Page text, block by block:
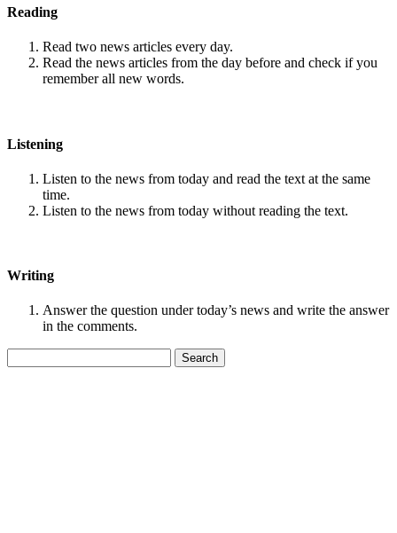
Reading
Read two news articles every day.
Read the news articles from the day before and check if you
remember all new words.
Listening
Listen to the news from today and read the text at the same
time.
Listen to the news from today without reading the text.
Writing
Answer the question under today’s news and write the answer
in the comments.
for: